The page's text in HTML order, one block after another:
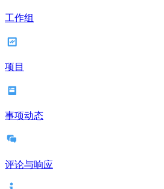
工作组
项目
事项动态
评论与响应